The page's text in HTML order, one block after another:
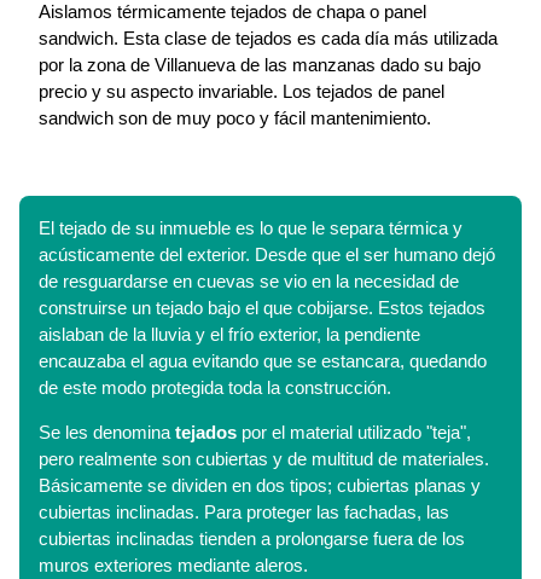
Aislamos térmicamente tejados de chapa o panel
sandwich. Esta clase de tejados es cada día más utilizada
por la zona de Villanueva de las manzanas dado su bajo
precio y su aspecto invariable. Los tejados de panel
sandwich son de muy poco y fácil mantenimiento.
El tejado de su inmueble es lo que le separa térmica y
acústicamente del exterior. Desde que el ser humano dejó
de resguardarse en cuevas se vio en la necesidad de
construirse un tejado bajo el que cobijarse. Estos tejados
aislaban de la lluvia y el frío exterior, la pendiente
encauzaba el agua evitando que se estancara, quedando
de este modo protegida toda la construcción.
Se les denomina tejados por el material utilizado "teja",
pero realmente son cubiertas y de multitud de materiales.
Básicamente se dividen en dos tipos; cubiertas planas y
cubiertas inclinadas. Para proteger las fachadas, las
cubiertas inclinadas tienden a prolongarse fuera de los
muros exteriores mediante aleros.